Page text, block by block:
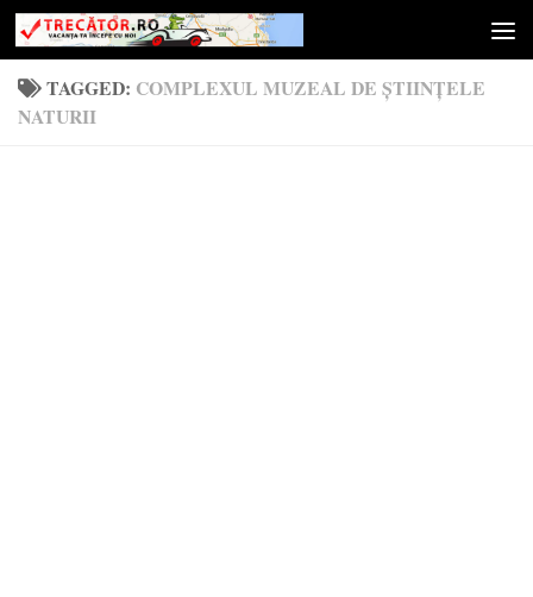
Skip to content
TAGGED: COMPLEXUL MUZEAL DE ȘTIINȚELE
NATURII